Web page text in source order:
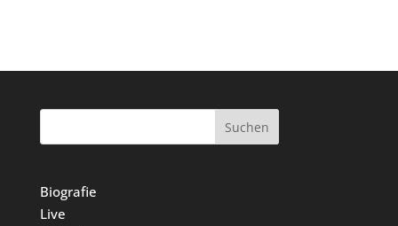
Suchen
Biografie
Live